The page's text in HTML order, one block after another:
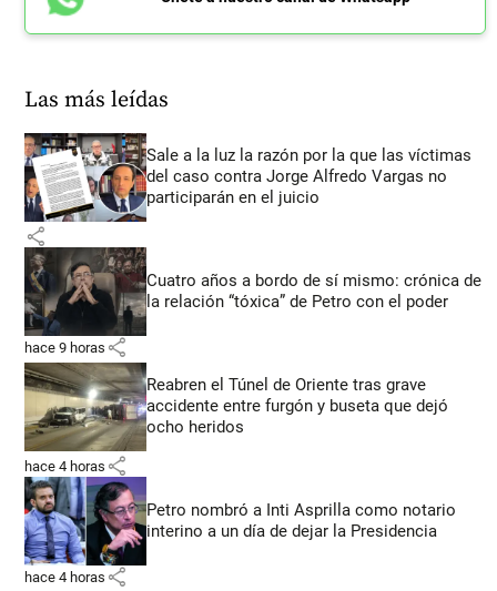
Las más leídas
Sale a la luz la razón por la que las víctimas
del caso contra Jorge Alfredo Vargas no
participarán en el juicio
share
Cuatro años a bordo de sí mismo: crónica de
la relación “tóxica” de Petro con el poder
hace 9 horas share
Reabren el Túnel de Oriente tras grave
accidente entre furgón y buseta que dejó
ocho heridos
hace 4 horas share
Petro nombró a Inti Asprilla como notario
interino a un día de dejar la Presidencia
hace 4 horas share